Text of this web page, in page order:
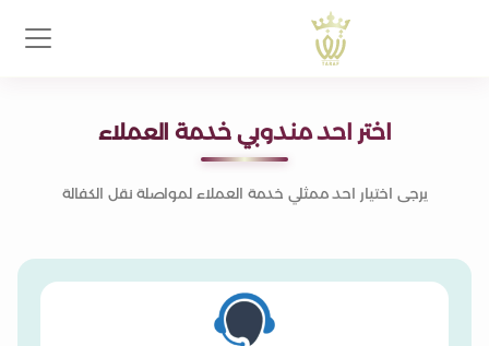
اختر احد مندوبي خدمة العملاء
يرجى اختيار احد ممثلي خدمة العملاء لمواصلة نقل الكفالة